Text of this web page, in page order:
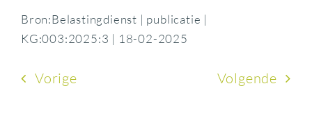
Bron:Belastingdienst | publicatie |
KG:003:2025:3 | 18-02-2025
Vorige Volgende